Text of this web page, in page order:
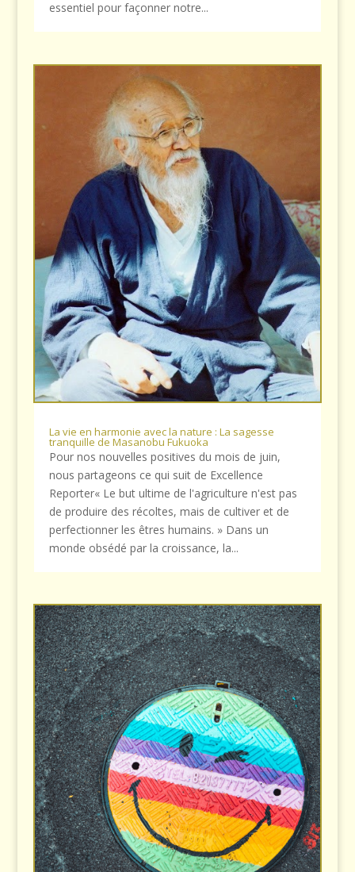
essentiel pour façonner notre...
La vie en harmonie avec la nature : La sagesse
tranquille de Masanobu Fukuoka
Pour nos nouvelles positives du mois de juin,
nous partageons ce qui suit de Excellence
Reporter« Le but ultime de l'agriculture n'est pas
de produire des récoltes, mais de cultiver et de
perfectionner les êtres humains. » Dans un
monde obsédé par la croissance, la...